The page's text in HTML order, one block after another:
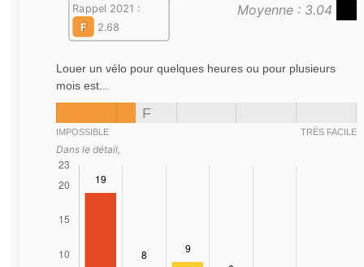
Moyenne : 3.04
Rappel 2021 :
F
2.68
Louer un vélo pour quelques heures ou pour plusieurs
mois est...
F
IMPOSSIBLE TRÈS FACILE
Dans le détail,